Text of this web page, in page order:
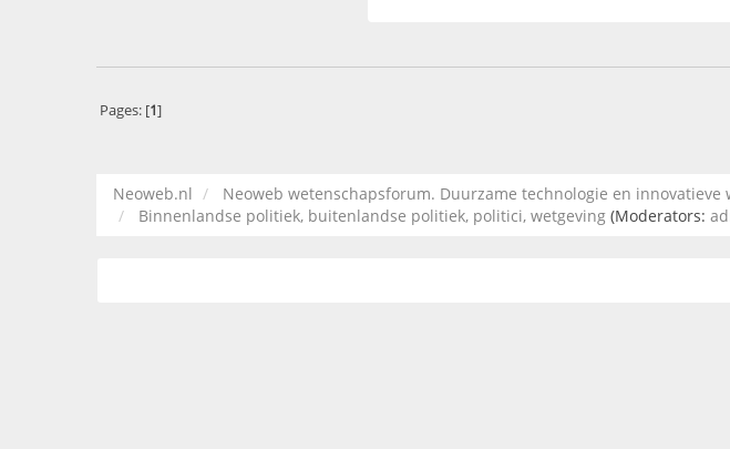
Pages: [1]
Neoweb.nl
Neoweb wetenschapsforum. Duurzame technologie en
Binnenlandse politiek, buitenlandse politiek, politici, wetgeving (Moderators: